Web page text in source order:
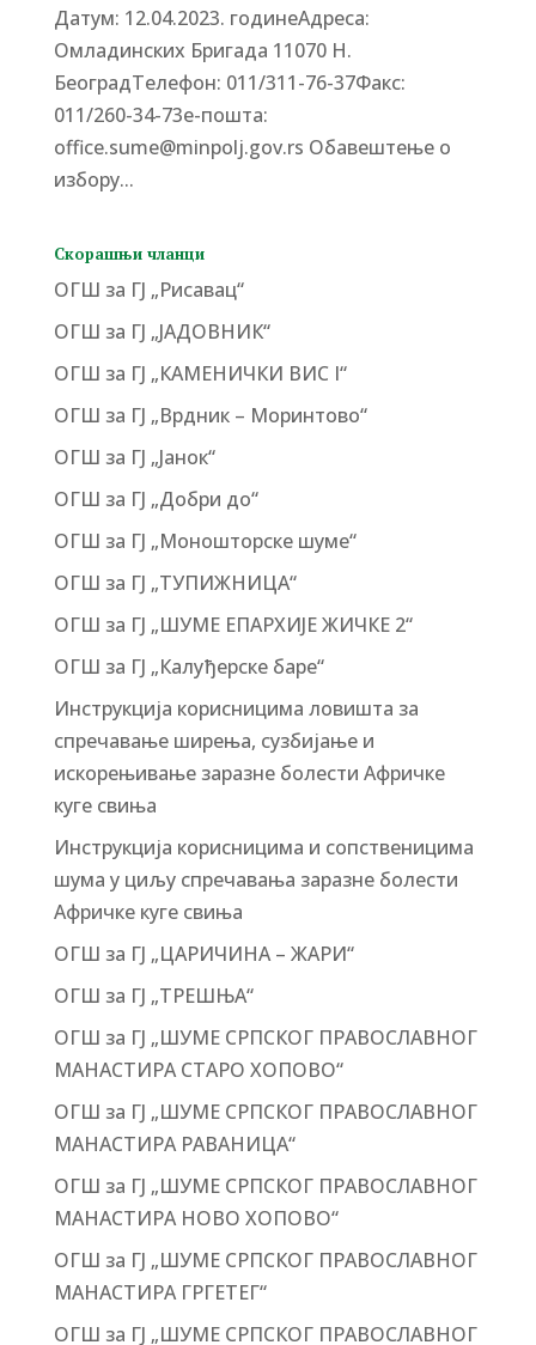
Датум: 12.04.2023. годинеАдреса:
Омладинских Бригада 11070 Н.
БеоградTелефон: 011/311-76-37Факс:
011/260-34-73е-пошта:
office.sume@minpolj.gov.rs Обавештење о
избору...
Скорашњи чланци
ОГШ за ГЈ „Рисавац“
ОГШ за ГЈ „ЈАДОВНИК“
ОГШ за ГЈ „КАМЕНИЧКИ ВИС I“
ОГШ за ГЈ „Врдник – Моринтово“
ОГШ за ГЈ „Јанок“
ОГШ за ГЈ „Добри до“
ОГШ за ГЈ „Моношторске шуме“
ОГШ за ГЈ „ТУПИЖНИЦА“
ОГШ за ГЈ „ШУМЕ ЕПАРХИЈЕ ЖИЧКЕ 2“
ОГШ за ГЈ „Калуђерске баре“
Инструкција корисницима ловишта за
спречавање ширења, сузбијање и
искорењивање заразне болести Афричке
куге свиња
Инструкција корисницима и сопственицима
шума у циљу спречавања заразне болести
Афричке куге свиња
ОГШ за ГЈ „ЦАРИЧИНА – ЖАРИ“
ОГШ за ГЈ „ТРЕШЊА“
ОГШ за ГЈ „ШУМЕ СРПСКОГ ПРАВОСЛАВНОГ
МАНАСТИРА СТАРО ХОПОВО“
ОГШ за ГЈ „ШУМЕ СРПСКОГ ПРАВОСЛАВНОГ
МАНАСТИРА РАВАНИЦА“
ОГШ за ГЈ „ШУМЕ СРПСКОГ ПРАВОСЛАВНОГ
МАНАСТИРА НОВО ХОПОВО“
ОГШ за ГЈ „ШУМЕ СРПСКОГ ПРАВОСЛАВНОГ
МАНАСТИРА ГРГЕТЕГ“
ОГШ за ГЈ „ШУМЕ СРПСКОГ ПРАВОСЛАВНОГ